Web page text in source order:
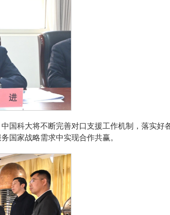
国科大将不断完善对口支援工作机制，落实好
国家战略需求中实现合作共赢。